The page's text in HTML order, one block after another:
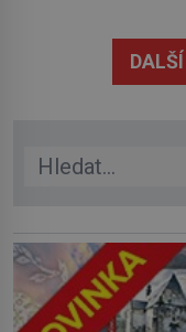
Stačí letmý dotyk a
přetrvává i týdny.